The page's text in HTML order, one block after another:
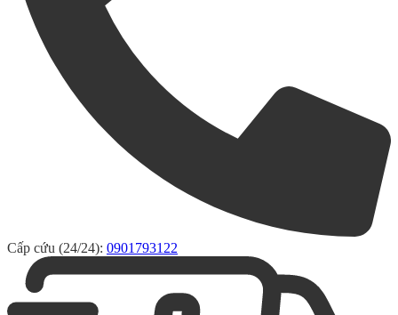
Cấp cứu (24/24): 0901793122